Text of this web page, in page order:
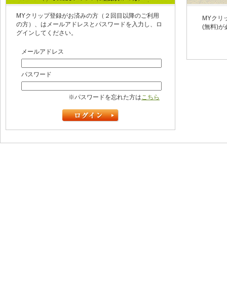
MYクリップ登録がお済みの方（２回目以降のご利用
の方）、はメールアドレスとパスワードを入力し、ロ
グインしてください。
メールアドレス
パスワード
※パスワードを忘れた方はこちら
MYクリ
(無料)が